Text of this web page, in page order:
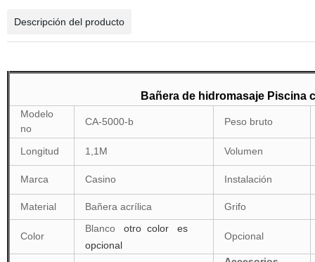
Descripción del producto
Bañera de hidromasaje Piscina
Modelo
no
CA-5000-b Peso bruto
Longitud 1,1M Volumen
Marca Casino Instalación
Material Bañera acrílica Grifo
Color
Blanco otro color
es
opcional
Opcional